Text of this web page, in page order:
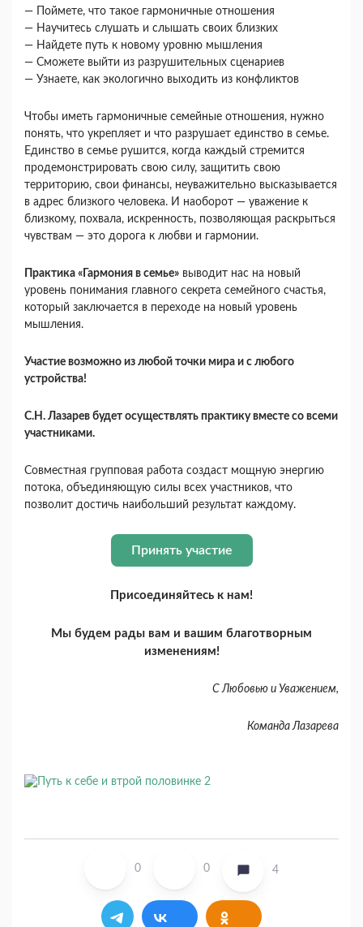
— Поймете, что такое гармоничные отношения
— Научитесь слушать и слышать своих близких
— Найдете путь к новому уровню мышления
— Сможете выйти из разрушительных сценариев
— Узнаете, как экологично выходить из конфликтов
Чтобы иметь гармоничные семейные отношения, нужно
понять, что укрепляет и что разрушает единство в семье.
Единство в семье рушится, когда каждый стремится
продемонстрировать свою силу, защитить свою
территорию, свои финансы, неуважительно высказывается
в адрес близкого человека. И наоборот — уважение к
близкому, похвала, искренность, позволяющая раскрыться
чувствам — это дорога к любви и гармонии.
Практика «Гармония в семье» выводит нас на новый
уровень понимания главного секрета семейного счастья,
который заключается в переходе на новый уровень
мышления.
Участие возможно из любой точки мира и с любого
устройства!
С.Н. Лазарев будет осуществлять практику вместе со всеми
участниками.
Совместная групповая работа создаст мощную энергию
потока, объединяющую силы всех участников, что
позволит достичь наибольший результат каждому.
Принять участие
Присоединяйтесь к нам!
Мы будем рады вам и вашим благотворным
изменениям!
С Любовью и Уважением,
Команда Лазарева
0 0 4